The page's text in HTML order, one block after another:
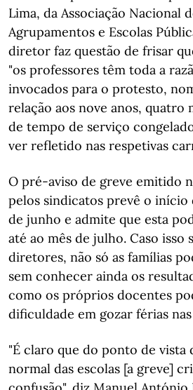
Lima, da Associação Nacional
Agrupamentos e Escolas
diretor faz questão de frisar
"os professores têm toda a
invocados para o protesto,
relação aos nove anos, quatro
de tempo de serviço
ver refletido nas respetivas
O pré-aviso de greve emitido
pelos sindicatos prevê o início
de junho e admite que esta
até ao mês de julho. Caso isso
diretores, não só as famílias
sem conhecer ainda os
como os próprios docentes
dificuldade em gozar férias
"É claro que do ponto de
normal das escolas [a greve]